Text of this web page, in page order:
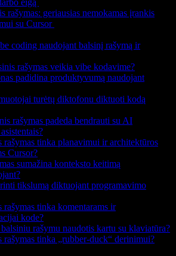
eigą
rašymas: geriausias nemokamas įrankis
su Cursor
coding naudojant balsinį rašymą ir
rašymas veikia vibe kodavime?
padidina produktyvumą naudojant
turėtų diktofonu diktuoti kodą
rašymas padeda bendrauti su AI
rašymas tinka planavimui ir architektūros
Cursor?
sumažina konteksto keitimą
tikslumą diktuojant programavimo
rašymas tinka komentarams ir
kode?
rašymu naudotis kartu su klaviatūra?
rašymas tinka „rubber-duck“ derinimui?